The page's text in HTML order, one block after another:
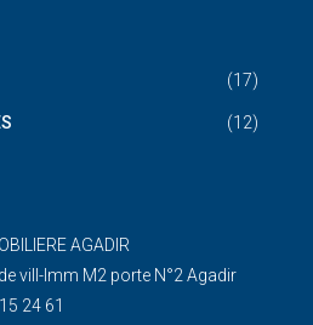
(17)
(12)
AGADIR
vill-Imm M2 porte N°2 Agadir
24 61